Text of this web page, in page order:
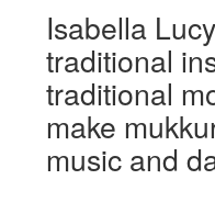
Isabella
traditional
traditional
make
music and